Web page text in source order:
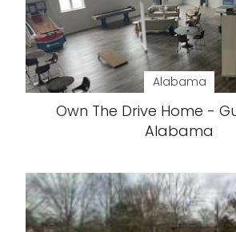
Alabama
Own The Drive Home -
Alabama